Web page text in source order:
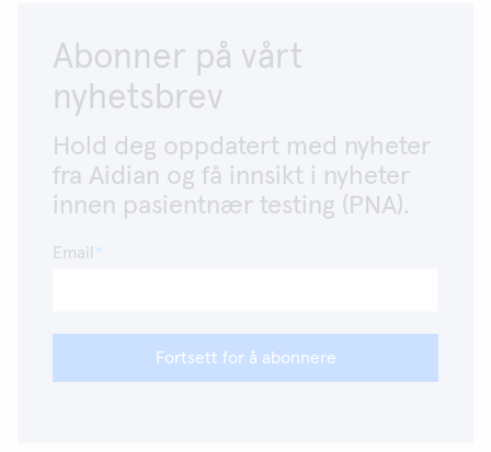
Abonner på vårt
nyhetsbrev
Hold deg oppdatert med nyheter
fra Aidian og få innsikt i nyheter
innen pasientnær testing (PNA).
Email
Fortsett for å abonnere